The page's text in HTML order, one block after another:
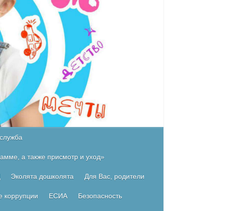
а также присмотр и уход»
Эколята дошколята Для Вас, родители
коррупции ЕСИА Безопасность